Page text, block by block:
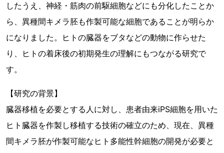
したうえ、神経・筋肉の前駆細胞などにも分化したことか
ら、異種間キメラ胚も作製可能な細胞であることが明らか
になりました。ヒトの臓器をブタなどの動物に作らせた
り、ヒトの着床後の初期発生の理解にもつながる研究で
す。
【研究の背景】
臓器移植を必要とする人に対し、患者由来iPS細胞を用いた
ヒト臓器を作製し移植する技術の確立のため、現在、異種
間キメラ胚が作製可能なヒト多能性幹細胞の開発が必要と